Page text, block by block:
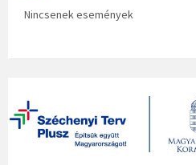
Nincsenek események